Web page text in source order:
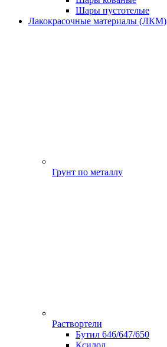
Шары пустотелые
Лакокрасочные материалы (ЛКМ)
Грунт по металлу
Раствортели
Бутил 646/647/650
Ксилол